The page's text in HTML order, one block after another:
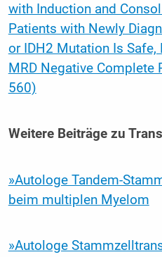
with Induction and
Patients with Newly
or IDH2 Mutation Is
MRD Negative
560)
Weitere Beiträge zu
»Autologe Tandem-
beim multiplen Myelom
»Autologe